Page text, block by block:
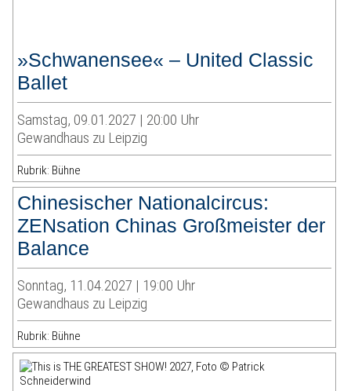
»Schwanensee« – United Classic
Ballet
Samstag, 09.01.2027 | 20:00 Uhr
Gewandhaus zu Leipzig
Rubrik: Bühne
Chinesischer Nationalcircus:
ZENsation Chinas Großmeister der
Balance
Sonntag, 11.04.2027 | 19:00 Uhr
Gewandhaus zu Leipzig
Rubrik: Bühne